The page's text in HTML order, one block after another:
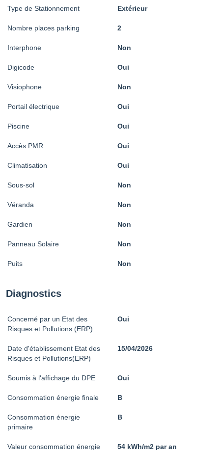
Type de Stationnement Extérieur
Nombre places parking 2
Interphone Non
Digicode Oui
Visiophone Non
Portail électrique Oui
Piscine Oui
Accès PMR Oui
Climatisation Oui
Sous-sol Non
Véranda Non
Gardien Non
Panneau Solaire Non
Puits Non
Diagnostics
Concerné par un Etat des
Risques et Pollutions (ERP)
Oui
Date d'établissement Etat des
Risques et Pollutions(ERP)
15/04/2026
Soumis à l'affichage du DPE Oui
Consommation énergie finale B
Consommation énergie
primaire
B
Valeur consommation énergie
54 kWh/m2 par an